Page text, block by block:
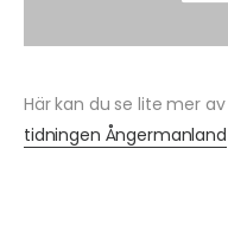
Här kan du se lite mer
tidningen Ångermanland